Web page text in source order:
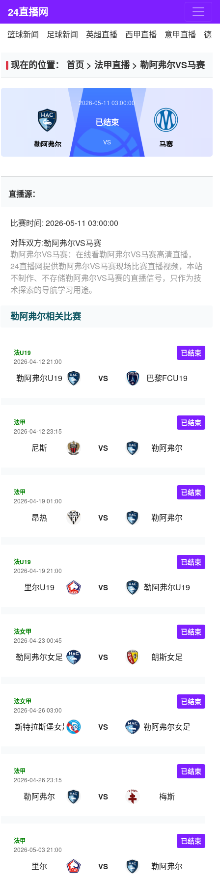
24直播网
篮球新闻 足球新闻 英超直播 西甲直播 意甲直播 德
现在的位置： 首页 > 法甲直播> 勒阿弗尔VS马赛
勒阿弗尔 马赛
2026-05-11 03:00:00
已结束
VS
直播源：
比赛时间: 2026-05-11 03:00:00
对阵双方:勒阿弗尔VS马赛
勒阿弗尔VS马赛：在线看勒阿弗尔VS马赛高清直播，
24直播网提供勒阿弗尔VS马赛现场比赛直播视频，本站
不制作、不存储勒阿弗尔VS马赛的直播信号，只作为技
术探索的导航学习用途。
勒阿弗尔相关比赛
法U19
2026-04-12 21:00
勒阿弗尔U19 VS 巴黎FCU19
已结束
法甲
2026-04-12 23:15
尼斯 VS 勒阿弗尔
已结束
法甲
2026-04-19 01:00
昂热 VS 勒阿弗尔
已结束
法U19
2026-04-19 21:00
里尔U19 VS 勒阿弗尔U19
已结束
法女甲
2026-04-23 00:45
勒阿弗尔女足 VS 朗斯女足
已结束
法女甲
2026-04-26 03:00
斯特拉斯堡女足 VS 勒阿弗尔女足
已结束
法甲
2026-04-26 23:15
勒阿弗尔 VS 梅斯
已结束
法甲
2026-05-03 21:00
里尔 VS 勒阿弗尔
已结束